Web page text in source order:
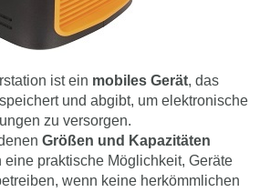
ist ein mobiles Gerät, das
und abgibt, um elektronische
zu versorgen.
Größen und Kapazitäten
praktische Möglichkeit, Geräte
wenn keine herkömmlichen